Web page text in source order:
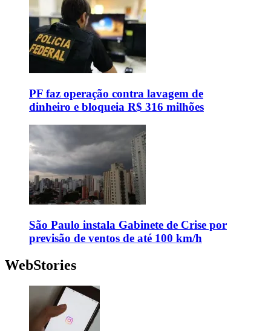
PF faz operação contra lavagem de
dinheiro e bloqueia R$ 316 milhões
São Paulo instala Gabinete de Crise por
previsão de ventos de até 100 km/h
WebStories